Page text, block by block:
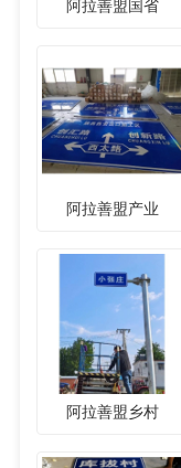
阿拉善盟国省
阿拉善盟产业
阿拉善盟乡村